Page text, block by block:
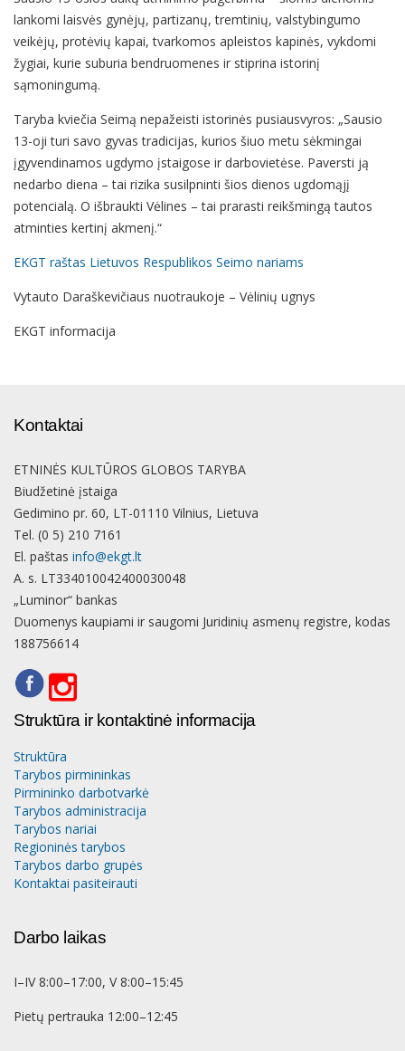
lankomi laisvės gynėjų, partizanų, tremtinių, valstybingumo
veikėjų, protėvių kapai, tvarkomos apleistos kapinės, vykdomi
žygiai, kurie suburia bendruomenes ir stiprina istorinį
sąmoningumą.
Taryba kviečia Seimą nepažeisti istorinės pusiausvyros: „Sausio
13-oji turi savo gyvas tradicijas, kurios šiuo metu sėkmingai
įgyvendinamos ugdymo įstaigose ir darbovietėse. Paversti ją
nedarbo diena – tai rizika susilpninti šios dienos ugdomąjį
potencialą. O išbraukti Vėlines – tai prarasti reikšmingą tautos
atminties kertinį akmenį.“
EKGT raštas Lietuvos Respublikos Seimo nariams
Vytauto Daraškevičiaus nuotraukoje – Vėlinių ugnys
EKGT informacija
Kontaktai
ETNINĖS KULTŪROS GLOBOS TARYBA
Biudžetinė įstaiga
Gedimino pr. 60, LT-01110 Vilnius, Lietuva
Tel. (0 5) 210 7161
El. paštas info@ekgt.lt
A. s. LT334010042400030048
„Luminor“ bankas
Duomenys kaupiami ir saugomi Juridinių asmenų registre, kodas
188756614
Struktūra ir kontaktinė informacija
Struktūra
Tarybos pirmininkas
Pirmininko darbotvarkė
Tarybos administracija
Tarybos nariai
Regioninės tarybos
Tarybos darbo grupės
Kontaktai pasiteirauti
Darbo laikas
I–IV 8:00–17:00, V 8:00–15:45
Pietų pertrauka 12:00–12:45